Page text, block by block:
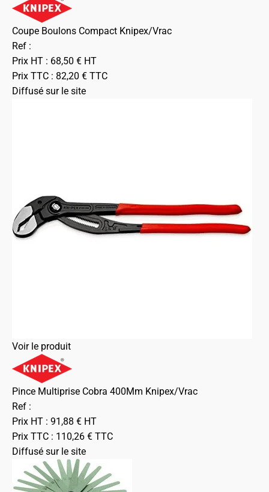
Coupe Boulons Compact Knipex/Vrac
Ref :
Prix HT : 68,50 € HT
Prix TTC : 82,20 € TTC
Diffusé sur le site
Voir le produit
Pince Multiprise Cobra 400Mm Knipex/Vrac
Ref :
Prix HT : 91,88 € HT
Prix TTC : 110,26 € TTC
Diffusé sur le site